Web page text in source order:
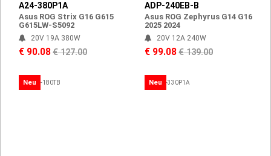
A24-380P1A
Asus ROG Strix G16 G615
G615LW-S5092
20V 19A 380W
€ 90.08€ 127.00
ADP-240EB-B
Asus ROG Zephyrus G14 G16
2025 2024
20V 12A 240W
€ 99.08€ 139.00
Neu Neu